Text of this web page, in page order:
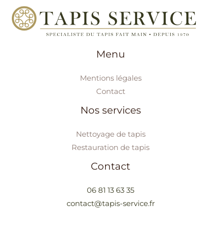
Menu
Mentions légales
Contact
Nos services
Nettoyage de tapis
Restauration de tapis
Contact
06 81 13 63 35
contact@tapis-service.fr